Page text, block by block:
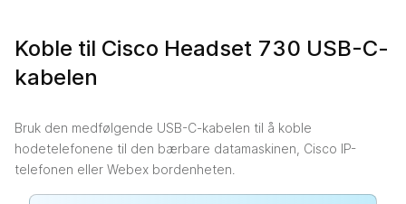
Koble til Cisco Headset 730 USB-C-
kabelen
Bruk den medfølgende USB-C-kabelen til å koble
hodetelefonene til den bærbare datamaskinen, Cisco IP-
telefonen eller Webex bordenheten.